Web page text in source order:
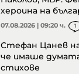
хероина на
07.08.2026 | 09:20 ч. 1
Стефан Цанев
че имаше
стихове